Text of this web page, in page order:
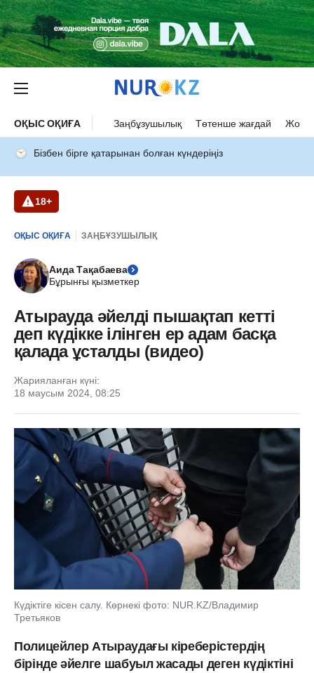
ОҚЫС ОҚИҒА Заңбұзушылық Төтенше жағдай Жол
Бізбен бірге қатарынан болған күндеріңіз
18+
ОҚЫС ОҚИҒА ЗАҢБҰЗУШЫЛЫҚ
Аида Тақабаева
Бұрынғы қызметкер
Атырауда әйелді пышақтап кетті
деп күдікке ілінген ер адам басқа
қалада ұсталды (видео)
Жарияланған күні:
18 маусым 2024, 08:25
Күдіктіге кісен салу. Көрнекі фото: NUR.KZ/Владимир
Третьяков
Полицейлер Атыраудағы кіреберістердің
бірінде әйелге шабуыл жасады деген күдіктіні